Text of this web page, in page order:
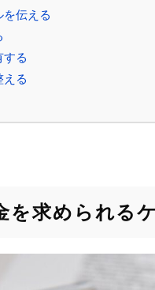
伝える
する
える
を求められる